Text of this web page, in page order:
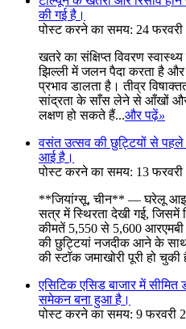
की गई है।
पोस्ट करने का समय: 24 फरवरी
खतरे का संक्षिप्त विवरण
झिल्ली में जलन पैदा करता है और
प्रभाव डालता है। तीव्र
सांद्रता के साँस लेने से आँखों
लक्षण हो सकते हैं...और पढ़ें»
वसंत उत्सव की छुट्टियों से पहले
आई है।
पोस्ट करने का समय: 13 फरवरी
**जियांग्सू, चीन** — घरेलू
सत्र में स्थिरता देखी गई, जिसमें
कीमतें 5,550 से 5,600
की छुट्टियां नजदीक आने के साथ
की स्टॉक जमाखोरी पूरी हो
एसिटिक एसिड बाजार में
समेकन बना हुआ है।
पोस्ट करने का समय: 9 फरवरी